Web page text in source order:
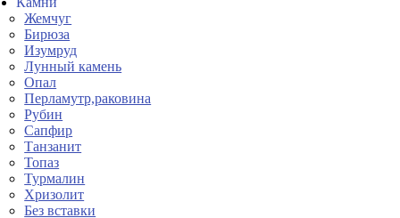
Жемчуг
Бирюза
Изумруд
Лунный камень
Опал
Перламутр,раковина
Рубин
Сапфир
Танзанит
Топаз
Турмалин
Хризолит
Без вставки